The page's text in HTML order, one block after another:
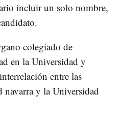
incluir un solo nombre,
colegiado de
en la Universidad y
entre las
navarra y la Universidad